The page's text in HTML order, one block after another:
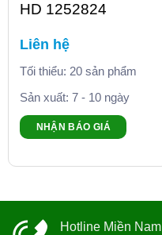
HD 1252824
Liên hệ
Tối thiểu: 20 sản phẩm
Sản xuất: 7 - 10 ngày
NHẬN BÁO GIÁ
Hotline Miền Nam